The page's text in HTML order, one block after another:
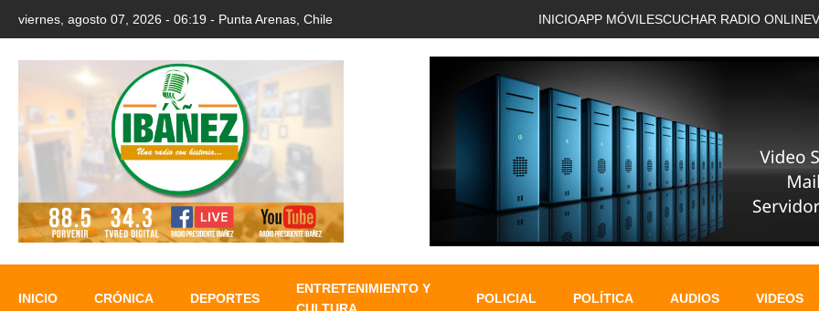
viernes, agosto 07, 2026 - 06:19 - Punta Arenas, Chile INICIOAPP MÓVIL ESCUCHAR RADIO ONLINE
INICIO CRÓNICA DEPORTES
ENTRETENIMIENTO Y
POLICIAL POLÍTICA AUDIOS VIDEOS